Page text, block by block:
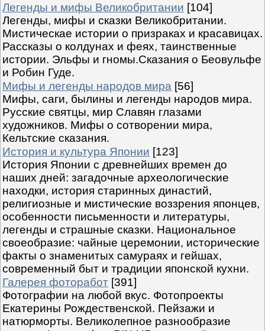
Легенды и мифы Великобритании [104]
Легенды, мифы и сказки Великобритании.
Мистическае истории о призраках и красавицах.
Рассказы о колдунах и феях, таинственные
истории. Эльфы и гномы.Сказания о Беовульфе
и Робин Гуде.
Мифы и легенды народов мира [56]
Мифы, саги, былины и легенды народов мира.
Русские святцы, мир Славян глазами
художников. Мифы о сотворении мира,
Кельтские сказания.
История и культура Японии [123]
История Японии с древнейших времен до
наших дней: загадочные археологические
находки, история старинных династий,
религиозные и мистические воззрения японцев,
особенности письменности и литературы,
легенды и страшные сказки. Национальное
своеобразие: чайные церемонии, исторические
факты о знаменитых самураях и гейшах,
современный быт и традиции японской кухни.
Галерея фоторабот [391]
Фотографии на любой вкус. Фотопроекты
Екатерины Рождественской. Пейзажи и
натюрморты. Великолепное разнообразие